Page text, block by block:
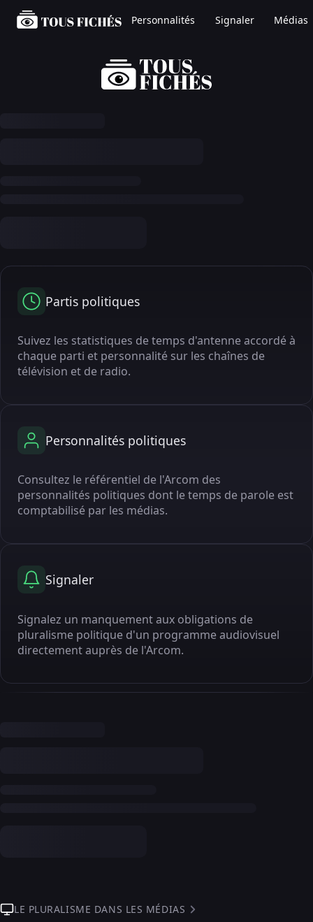
Personnalités Signaler Médias
Partis politiques
Suivez les statistiques de temps d'antenne accordé à
chaque parti et personnalité sur les chaînes de
télévision et de radio.
Personnalités politiques
Consultez le référentiel de l'Arcom des
personnalités politiques dont le temps de parole est
comptabilisé par les médias.
Signaler
Signalez un manquement aux obligations de
pluralisme politique d'un programme audiovisuel
directement auprès de l'Arcom.
LE PLURALISME DANS LES MÉDIAS